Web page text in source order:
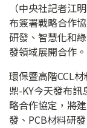
（中央社記者江
布簽署戰略合作
研發、智慧化和
發領域展開合作。
環保暨高階CCL
鼎-KY今天發布
略合作協定，將
發、PCB材料研